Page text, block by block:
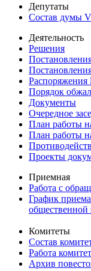
Депутаты
Состав думы
Деятельность
Решения
Распоряжения
Порядок
Документы
Очередное
План работы
План работы
Проекты
Приемная
Работа с
График
Комитеты
Состав
Работа
Архив